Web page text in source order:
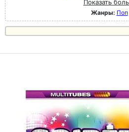
Показать
Жанры: Поп